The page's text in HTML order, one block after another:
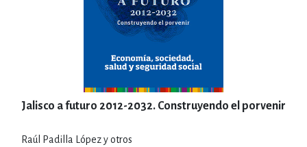
Jalisco a futuro 2012-2032. Construyendo el porvenir
Raúl Padilla López y otros